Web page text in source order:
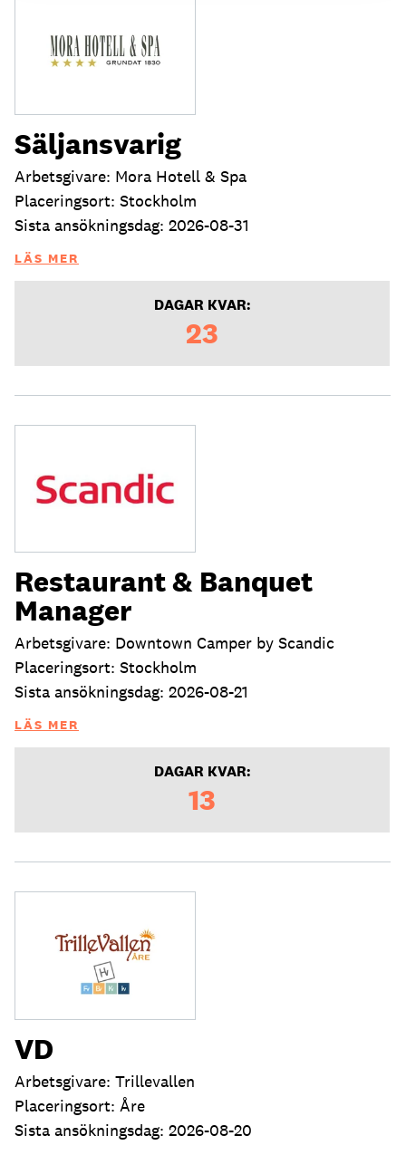
Säljansvarig
Arbetsgivare: Mora Hotell & Spa
Placeringsort: Stockholm
Sista ansökningsdag: 2026-08-31
LÄS MER
DAGAR KVAR:
23
Restaurant & Banquet
Manager
Arbetsgivare: Downtown Camper by Scandic
Placeringsort: Stockholm
Sista ansökningsdag: 2026-08-21
LÄS MER
DAGAR KVAR:
13
VD
Arbetsgivare: Trillevallen
Placeringsort: Åre
Sista ansökningsdag: 2026-08-20